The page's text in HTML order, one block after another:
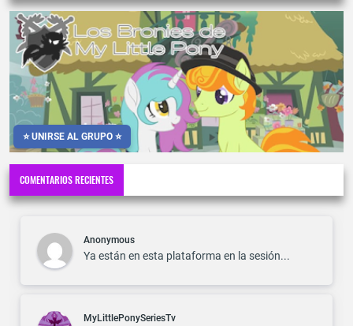
⭐ UNIRSE AL GRUPO ⭐
COMENTARIOS RECIENTES
Anonymous
Ya están en esta plataforma en la sesión...
MyLittlePonySeriesTv